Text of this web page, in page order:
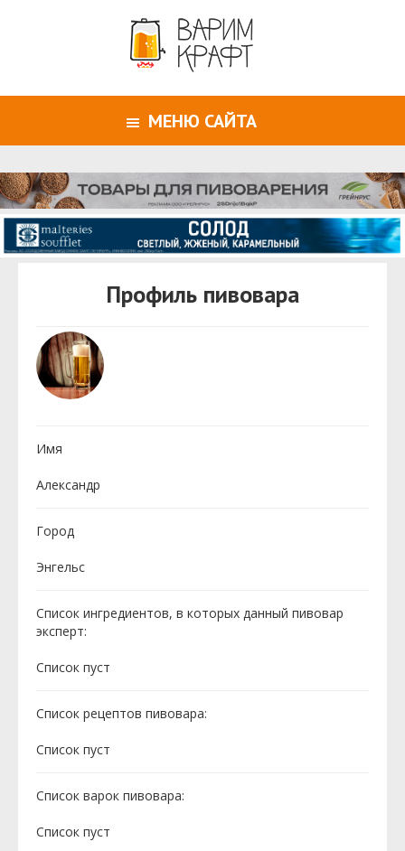
МЕНЮ САЙТА
Профиль пивовара
Имя
Александр
Город
Энгельс
Список ингредиентов, в которых данный пивовар
эксперт:
Cписок пуст
Список рецептов пивовара:
Cписок пуст
Список варок пивовара:
Cписок пуст